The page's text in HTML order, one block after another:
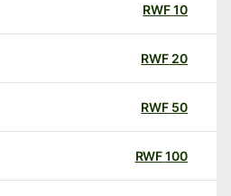
RWF
20
RWF
50
RWF
100
RWF